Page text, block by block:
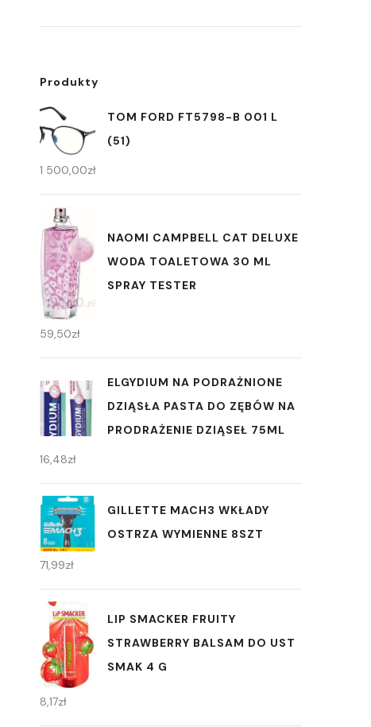
Produkty
TOM FORD FT5798-B 001 L
(51)
1 500,00zł
NAOMI CAMPBELL CAT DELUXE
WODA TOALETOWA 30 ML
SPRAY TESTER
59,50zł
ELGYDIUM NA PODRAŻNIONE
DZIĄSŁA PASTA DO ZĘBÓW NA
PRODRAŻENIE DZIĄSEŁ 75ML
16,48zł
GILLETTE MACH3 WKŁADY
OSTRZA WYMIENNE 8SZT
71,99zł
LIP SMACKER FRUITY
STRAWBERRY BALSAM DO UST
SMAK 4 G
8,17zł